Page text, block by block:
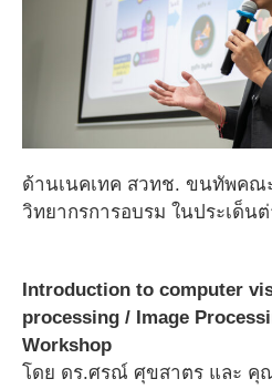
ด้านเนคเทค สวทช. ขนทัพคณ
วิทยากรการอบรม ในประเด็น
Introduction to computer
processing / Image
Workshop
โดย ดร.ศรณ์ ศุขสาตร และ คุ